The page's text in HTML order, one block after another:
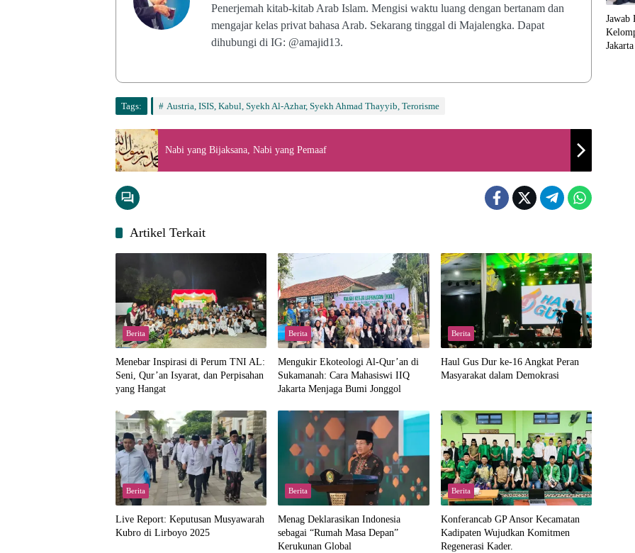
Penerjemah kitab-kitab Arab Islam. Mengisi waktu luang dengan bertanam dan
mengajar kelas privat bahasa Arab. Sekarang tinggal di Majalengka. Dapat
dihubungi di IG: @amajid13.
Tags: Austria, ISIS, Kabul, Syekh Al-Azhar, Syekh Ahmad Thayyib, Terorisme
Nabi yang Bijaksana, Nabi yang Pemaaf
Artikel Terkait
Berita
Menebar Inspirasi di Perum TNI AL:
Seni, Qur’an Isyarat, dan Perpisahan
yang Hangat
Berita
Mengukir Ekoteologi Al-Qur’an di
Sukamanah: Cara Mahasiswi IIQ
Jakarta Menjaga Bumi Jonggol
Berita
Haul Gus Dur ke-16 Angkat Peran
Masyarakat dalam Demokrasi
Berita
Live Report: Keputusan Musyawarah
Kubro di Lirboyo 2025
Berita
Menag Deklarasikan Indonesia
sebagai “Rumah Masa Depan”
Kerukunan Global
Berita
Konferancab GP Ansor Kecamatan
Kadipaten Wujudkan Komitmen
Regenerasi Kader.
Jawab